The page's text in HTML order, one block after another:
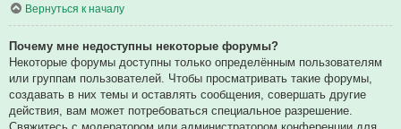
Вернуться к началу
Почему мне недоступны некоторые форумы?
Некоторые форумы доступны только определённым пользователям
или группам пользователей. Чтобы просматривать такие форумы,
создавать в них темы и оставлять сообщения, совершать другие
действия, вам может потребоваться специальное разрешение.